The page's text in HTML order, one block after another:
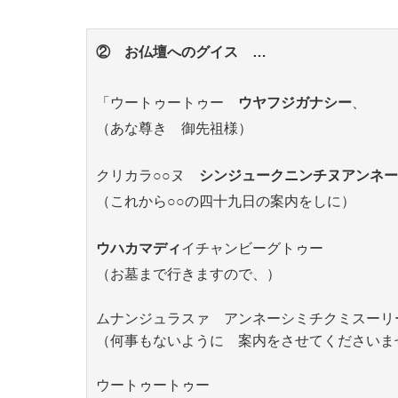
② お仏壇へのグイス …
「ウートゥートゥー ウヤフジガナシー
（あな尊き 御先祖様）
クリカラ○○ヌ シンジュークニンチヌアンネー
（これから○○の四十九日の案内をしに）
ウハカマディイチャンビーグトゥー
（お墓まで行きますので、）
ムナンジュラスァ アンネーシミチクミスーリ
（何事もないように 案内をさせてくださいま
ウートゥートゥー